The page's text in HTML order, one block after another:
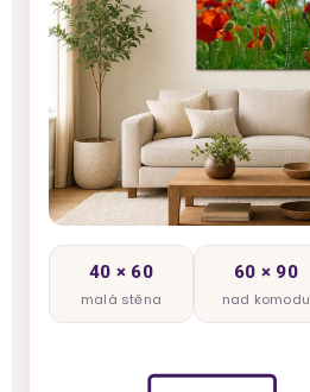
40 × 60
malá stěna
60 × 90
nad komodu